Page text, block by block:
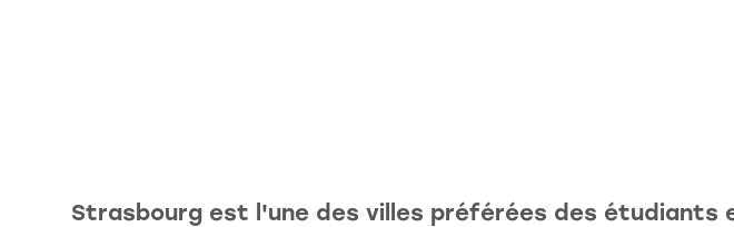
Strasbourg est l'une des villes préférées des étudiants